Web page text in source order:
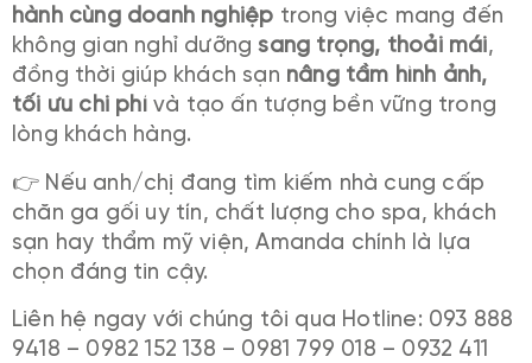
hành cùng doanh nghiệp trong việc mang đến
không gian nghỉ dưỡngsang trọng, thoải mái,
đồng thời giúp khách sạn nâng tầm hình ảnh,
tối ưu chi phívà tạo ấn tượng bền vững trong
lòng khách hàng.
👉 Nếu anh/chị đang tìm kiếm nhà cung cấp
chăn ga gối uy tín, chất lượng cho spa, khách
sạn hay thẩm mỹ viện, Amanda chính là lựa
chọn đáng tin cậy.
Liên hệ ngay với chúng tôi qua Hotline: 093 888
9418 – 0982 152 138 – 0981 799 018 – 0932 411